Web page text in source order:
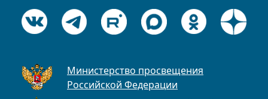
Министерство просвещения
Российской Федерации